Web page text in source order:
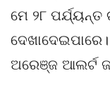
ମେ ୨୮
ଅରେଞ୍ଜ ଆଲର୍ଟ